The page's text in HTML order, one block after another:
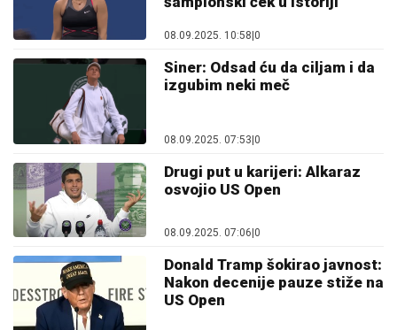
08.09.2025. 10:58|0
Siner: Odsad ću da ciljam i da
izgubim neki meč
08.09.2025. 07:53|0
Drugi put u karijeri: Alkaraz
osvojio US Open
08.09.2025. 07:06 0
Donald Tramp šokirao javnost:
Nakon decenije pauze stiže na
US Open